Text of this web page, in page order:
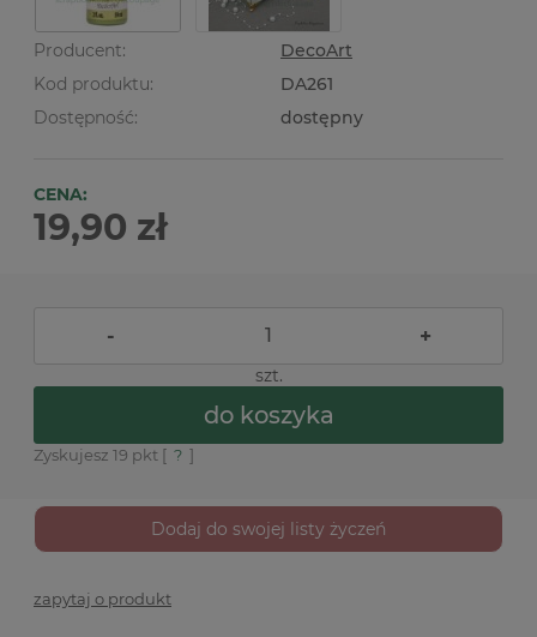
Producent:
DecoArt
Kod produktu:
DA261
Dostępność:
dostępny
CENA:
19,90 zł
- +
szt.
do koszyka
Zyskujesz 19 pkt [ ? ]
Dodaj do swojej listy życzeń
zapytaj o produkt